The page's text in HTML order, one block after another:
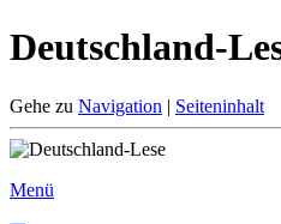
Deutschland-
Gehe zu Navigation | Seiteninhalt
Menü